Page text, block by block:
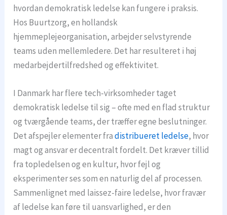
hvordan demokratisk ledelse kan fungere i praksis.
Hos Buurtzorg, en hollandsk
hjemmeplejeorganisation, arbejder selvstyrende
teams uden mellemledere. Det har resulteret i høj
medarbejdertilfredshed og effektivitet.
I Danmark har flere tech-virksomheder taget
demokratisk ledelse til sig – ofte med en flad struktur
og tværgående teams, der træffer egne beslutninger.
Det afspejler elementer fradistribueret ledelse, hvor
magt og ansvar er decentralt fordelt. Det kræver tillid
fra topledelsen og en kultur, hvor fejl og
eksperimenter ses som en naturlig del af processen.
Sammenlignet med laissez-faire ledelse, hvor fravær
af ledelse kan føre til uansvarlighed, er den